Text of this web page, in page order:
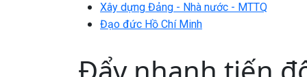
Xây dựng Đảng - Nhà nước - MTTQ
Đạo đức Hồ Chí Minh